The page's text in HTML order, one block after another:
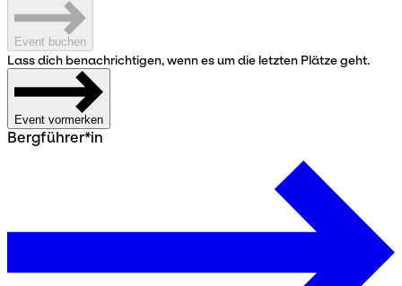
Event buchen
Lass dich benachrichtigen, wenn es um die letzten Plätze geht.
Event vormerken
Bergführer*in